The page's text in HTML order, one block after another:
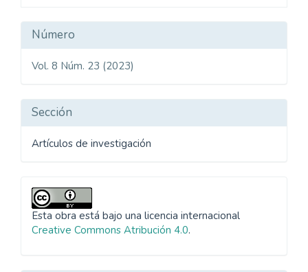
Detalles
del
Número
Vol. 8 Núm. 23 (2023)
Sección
Artículos de investigación
Esta obra está bajo una licencia internacional
Creative Commons Atribución 4.0.